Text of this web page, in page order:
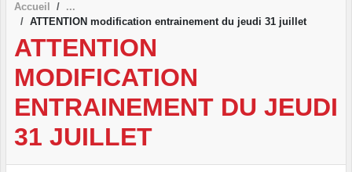
Accueil
ATTENTION modification entrainement du jeudi 31 juillet
ATTENTION
MODIFICATION
ENTRAINEMENT DU JEUDI
31 JUILLET